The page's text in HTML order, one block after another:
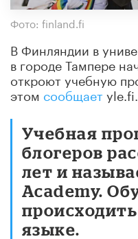
Фото: finland.fi
В Финляндии в
в городе Тампере
откроют учебную
этом сообщаетyle.fi.
Учебная
блогеров
лет и
Academy.
языке.